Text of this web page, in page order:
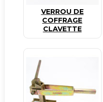
VERROU DE
COFFRAGE
CLAVETTE